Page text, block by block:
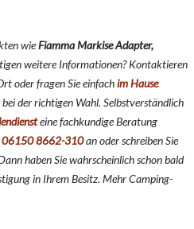
wieFiamma Markise Adapter,
weitere Informationen? Kontaktieren
oder fragen Sie einfachim Hause
der richtigen Wahl. Selbstverständlich
eine fachkundige Beratung
06150 8662-310an oder schreiben Sie
haben Sie wahrscheinlich schon bald
in Ihrem Besitz. Mehr Camping-